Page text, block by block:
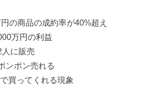
の商品の成約率が40%超え
万円の利益
人に販売
ンポン売れる
買ってくれる現象